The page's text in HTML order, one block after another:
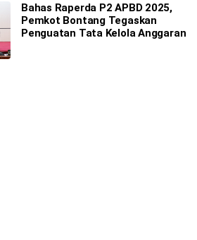
Bahas Raperda P2 APBD 2025,
Pemkot Bontang Tegaskan
Penguatan Tata Kelola Anggaran